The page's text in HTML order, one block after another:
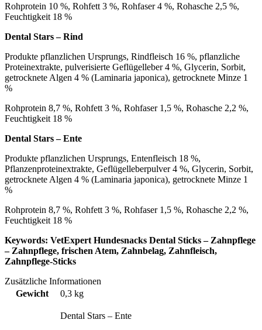
Rohprotein 10 %, Rohfett 3 %, Rohfaser 4 %, Rohasche 2,5 %,
Feuchtigkeit 18 %
Dental Stars – Rind
Produkte pflanzlichen Ursprungs, Rindfleisch 16 %, pflanzliche
Proteinextrakte, pulverisierte Geflügelleber 4 %, Glycerin, Sorbit,
getrocknete Algen 4 % (Laminaria japonica), getrocknete Minze 1
%
Rohprotein 8,7 %, Rohfett 3 %, Rohfaser 1,5 %, Rohasche 2,2 %,
Feuchtigkeit 18 %
Dental Stars – Ente
Produkte pflanzlichen Ursprungs, Entenfleisch 18 %,
Pflanzenproteinextrakte, Geflügelleberpulver 4 %, Glycerin, Sorbit,
getrocknete Algen 4 % (Laminaria japonica), getrocknete Minze 1
%
Rohprotein 8,7 %, Rohfett 3 %, Rohfaser 1,5 %, Rohasche 2,2 %,
Feuchtigkeit 18 %
Keywords: VetExpert Hundesnacks Dental Sticks – Zahnpflege
– Zahnpflege, frischen Atem, Zahnbelag, Zahnfleisch,
Zahnpflege-Sticks
Zusätzliche Informationen
Gewicht
0,3 kg
Dental Stars – Ente